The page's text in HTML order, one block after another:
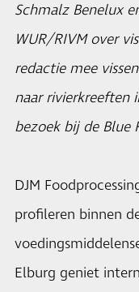
Schmalz Benelux
WUR/RIVM over
redactie mee
naar rivierkreeften
bezoek bij de Blue
DJM
profileren binnen
Elburg geniet